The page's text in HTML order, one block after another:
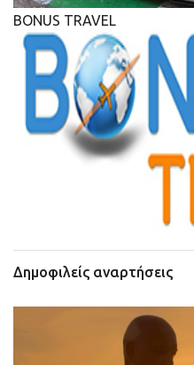
BONUS TRAVEL
Δημοφιλείς αναρτήσεις